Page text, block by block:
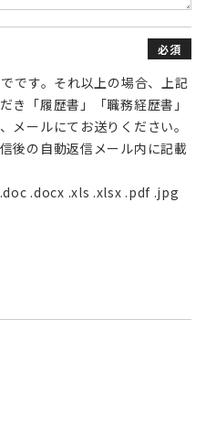
必須
です。それ以上の場合、上記
き「履歴書」「職務経歴書」
メールにてお送りください。
後の自動返信メール内に記載
.doc .docx .xls .xlsx .pdf .jpg